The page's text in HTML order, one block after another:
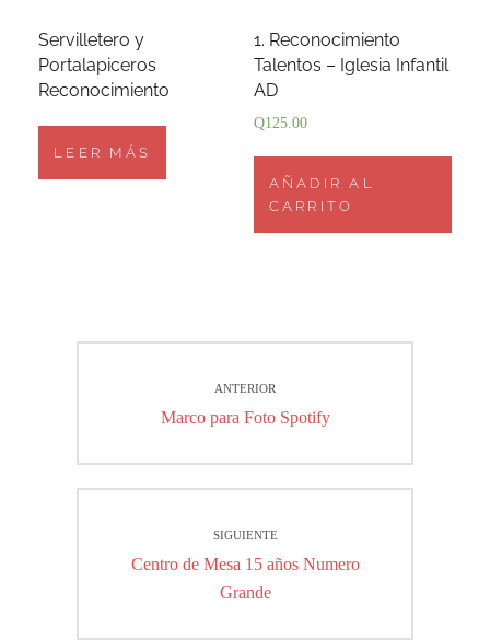
Servilletero y
Portalapiceros
Reconocimiento
LEER MÁS
1. Reconocimiento
Talentos – Iglesia Infantil
AD
Q125.00
AÑADIR AL
CARRITO
ANTERIOR
Entrada
Marco para Foto Spotify
SIGUIENTE
Entrada
Centro de Mesa 15 años Numero
Grande